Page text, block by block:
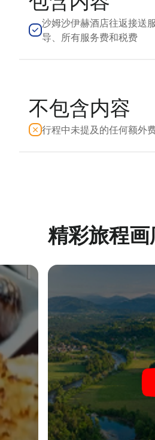
沙姆沙伊赫酒店往返接送
导、所有服务费和税费
不包含内容
行程中未提及的任何额外
精彩旅程